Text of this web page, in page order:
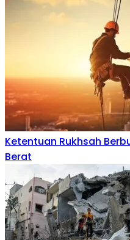
Ketentuan Rukhsah
Berat